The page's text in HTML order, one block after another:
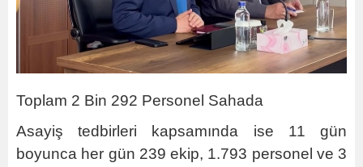
Toplam 2 Bin 292 Personel Sahada
Asayiş tedbirleri kapsamında ise 11 gün
boyunca her gün 239 ekip, 1.793 personel ve 3